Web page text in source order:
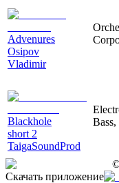
Advenures
Osipov
Vladimir
Blackhole
short 2
TaigaSoundProd
Скачать приложение